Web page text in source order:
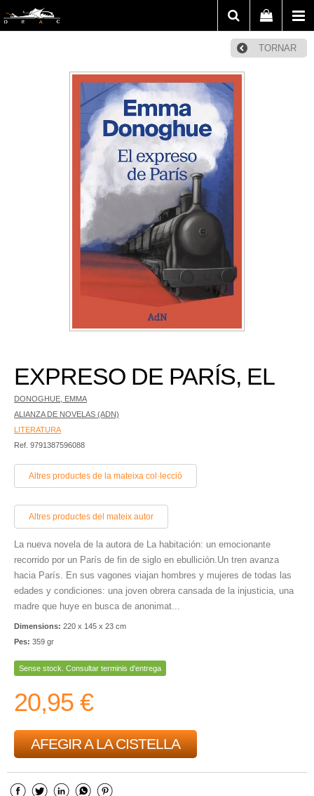
TORNAR
EXPRESO DE PARÍS, EL
DONOGHUE, EMMA
ALIANZA DE NOVELAS (ADN)
LITERATURA
Ref. 9791387596088
Altres productes de la mateixa col·lecció
Altres productes del mateix autor
La nueva novela de la autora de La habitación: un emocionante
recorrido por un París de fin de siglo en ebullición.Un tren avanza
hacia París. En sus vagones viajan hombres y mujeres de todas las
edades y condiciones: una joven obrera cansada de la injusticia, una
madre que huye en busca de anonimat...
Dimensions: 220 x 145 x 23 cm
Pes: 359 gr
Sense stock. Consultar terminis d'entrega
20,95 €
AFEGIR A LA CISTELLA